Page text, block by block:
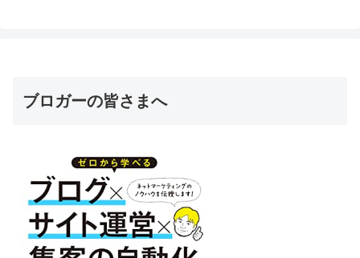
ブロガーの皆さまへ